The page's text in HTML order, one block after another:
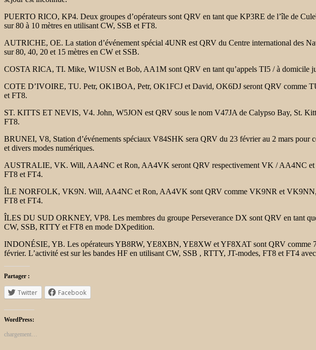
PUERTO RICO, KP4. Deux groupes d’opérateurs sont QRV en tant que KP3RE de l’île de
sur 80 à 10 mètres en utilisant CW, SSB et FT8.
AUTRICHE, OE. La station d’événement spécial 4UNR est QRV du Centre international des
sur 80, 40, 20 et 15 mètres en CW et SSB.
COSTA RICA, TI. Mike, W1USN et Bob, AA1M sont QRV en tant qu’appels TI5 / à domicile
COTE D’IVOIRE, TU. Petr, OK1BOA, Petr, OK1FCJ et David, OK6DJ seront QRV comme
et FT8.
ST. KITTS ET NEVIS, V4. John, W5JON est QRV sous le nom V47JA de Calypso Bay, St.
FT8.
BRUNEI, V8, Station d’événements spéciaux V84SHK sera QRV du 23 février au 2 mars pour
et divers modes numériques.
AUSTRALIE, VK. Will, AA4NC et Ron, AA4VK seront QRV respectivement VK / AA4NC et
FT8 et FT4.
ÎLE NORFOLK, VK9N. Will, AA4NC et Ron, AA4VK sont QRV comme VK9NR et VK9NN,
FT8 et FT4.
ÎLES DU SUD ORKNEY, VP8. Les membres du groupe Perseverance DX sont QRV en tant
CW, SSB, RTTY et FT8 en mode DXpedition.
INDONÉSIE, YB. Les opérateurs YB8RW, YE8XBN, YE8XW et YF8XAT sont QRV comme
février. L’activité est sur les bandes HF en utilisant CW, SSB , RTTY, JT-modes, FT8 et FT4
Partager :
Twitter Facebook
WordPress:
chargement…